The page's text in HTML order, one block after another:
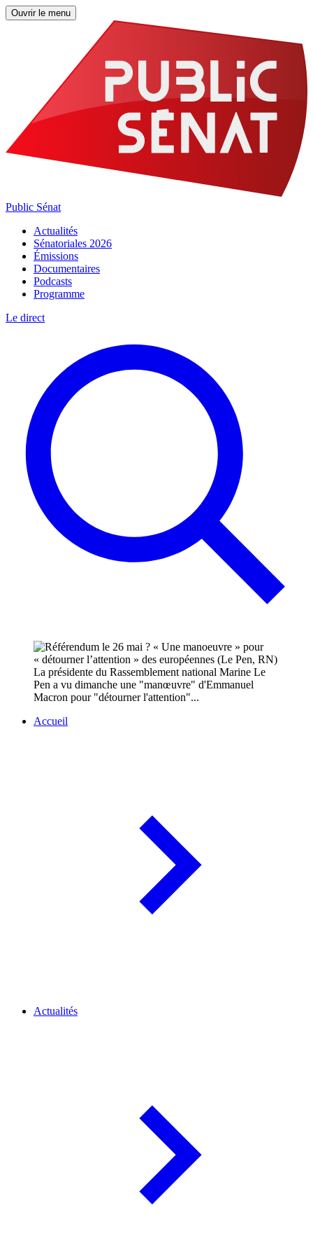
Ouvrir le menu
Public Sénat
Actualités
Sénatoriales 2026
Émissions
Documentaires
Podcasts
Programme
Le direct
La présidente du Rassemblement national Marine Le
Pen a vu dimanche une "manœuvre" d'Emmanuel
Macron pour "détourner l'attention"...
Accueil
Actualités